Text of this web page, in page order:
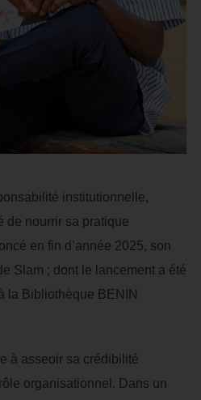
institutionnelle,
de nourrir sa pratique
en fin d’année 2025, son
Slam ; dont le lancement a été
la Bibliothèque BENIN
à asseoir sa crédibilité
organisationnel. Dans un